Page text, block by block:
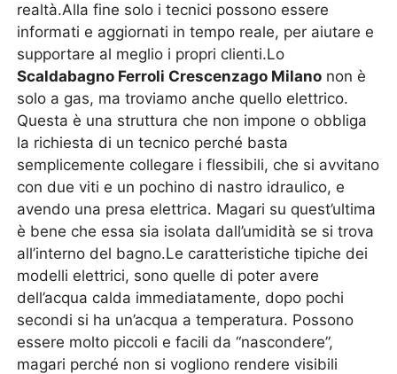
realtà.Alla fine solo i tecnici possono essere
informati e aggiornati in tempo reale, per aiutare e
supportare al meglio i propri clienti.Lo
Scaldabagno Ferroli Crescenzago Milano non è
solo a gas, ma troviamo anche quello elettrico.
Questa è una struttura che non impone o obbliga
la richiesta di un tecnico perché basta
semplicemente collegare i flessibili, che si avvitano
con due viti e un pochino di nastro idraulico, e
avendo una presa elettrica. Magari su quest’ultima
è bene che essa sia isolata dall’umidità se si trova
all’interno del bagno.Le caratteristiche tipiche dei
modelli elettrici, sono quelle di poter avere
dell’acqua calda immediatamente, dopo pochi
secondi si ha un’acqua a temperatura. Possono
essere molto piccoli e facili da “nascondere”,
magari perché non si vogliono rendere visibili